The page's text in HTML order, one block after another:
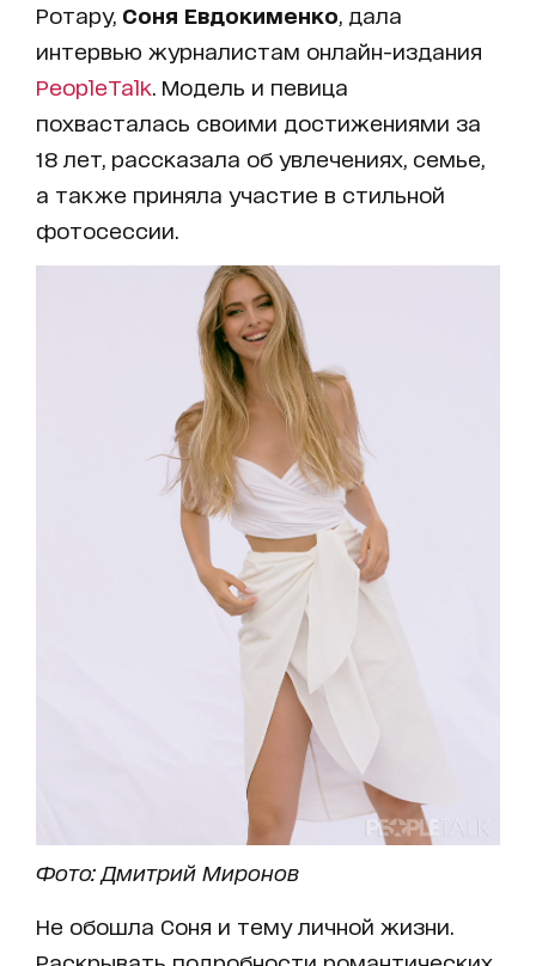
Ротару, Соня Евдокименко , дала
интервью журналистам онлайн-издания
PeopleTalk . Модель и певица
похвасталась своими достижениями за
18 лет, рассказала об увлечениях, семье,
а также приняла участие в стильной
фотосессии.
Фото: Дмитрий Миронов
Не обошла Соня и тему личной жизни.
Раскрывать подробности романтических